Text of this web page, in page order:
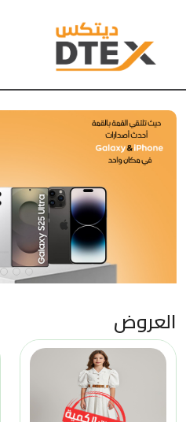
العروض